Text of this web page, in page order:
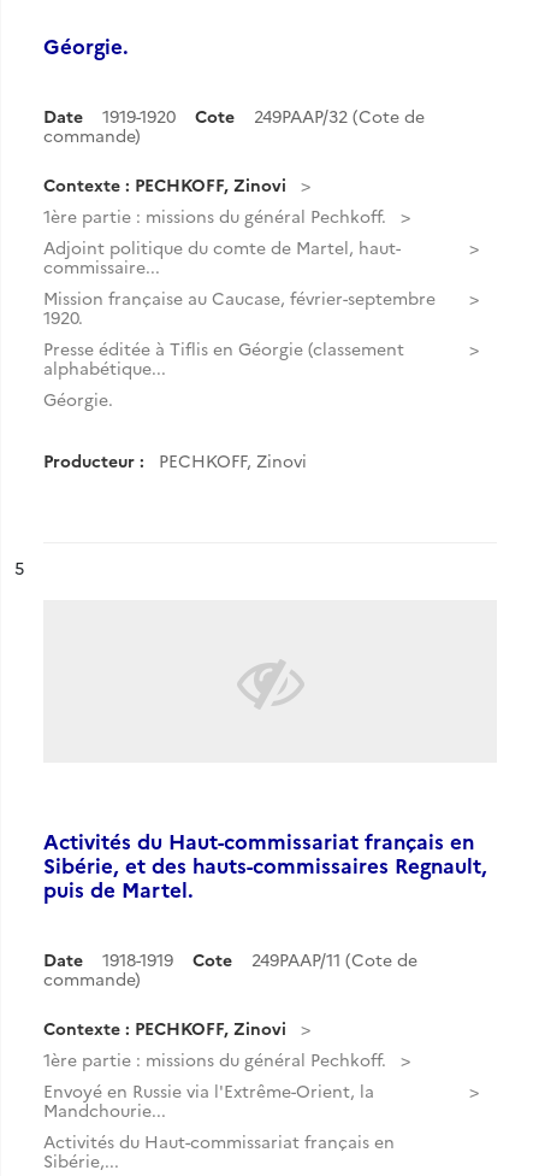
Géorgie.
Date 1919-1920 Cote
249PAAP/32 (Cote de
commande)
Contexte : PECHKOFF, Zinovi
1ère partie : missions du général Pechkoff.
Adjoint politique du comte de Martel, haut-
commissaire...
Mission française au Caucase, février-septembre
1920.
Presse éditée à Tiflis en Géorgie (classement
alphabétique...
Géorgie.
Producteur : PECHKOFF, Zinovi
n°
5
Activités du Haut-commissariat français en
Sibérie, et des hauts-commissaires Regnault,
puis de Martel.
Date 1918-1919 Cote
249PAAP/11 (Cote de
commande)
Contexte : PECHKOFF, Zinovi
1ère partie : missions du général Pechkoff.
Envoyé en Russie via l'Extrême-Orient, la
Mandchourie...
Activités du Haut-commissariat français en
Sibérie,...